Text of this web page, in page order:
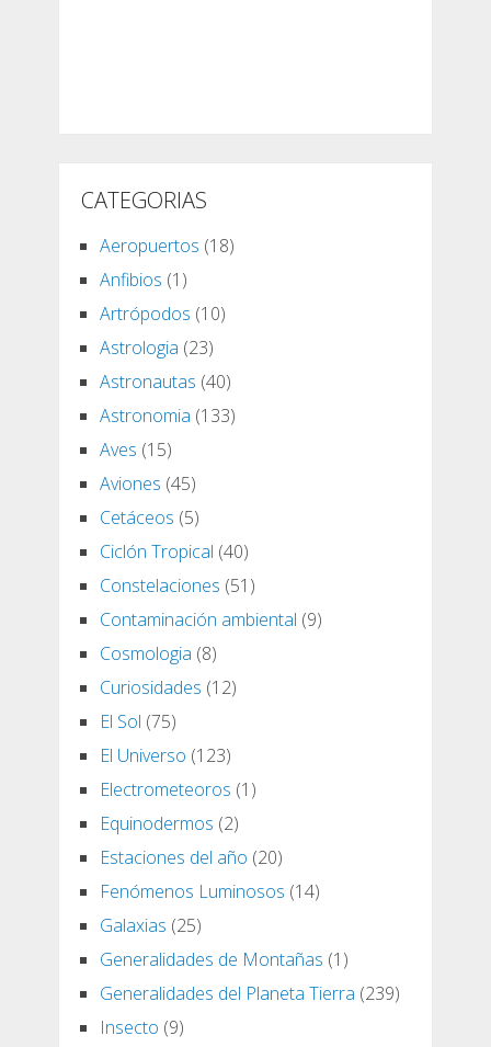
CATEGORIAS
Aeropuertos (18)
Anfibios (1)
Artrópodos (10)
Astrologia (23)
Astronautas (40)
Astronomia (133)
Aves (15)
Aviones (45)
Cetáceos (5)
Ciclón Tropical (40)
Constelaciones (51)
Contaminación ambiental (9)
Cosmologia (8)
Curiosidades (12)
El Sol (75)
El Universo (123)
Electrometeoros (1)
Equinodermos (2)
Estaciones del año (20)
Fenómenos Luminosos (14)
Galaxias (25)
Generalidades de Montañas (1)
Generalidades del Planeta Tierra (239)
Insecto (9)